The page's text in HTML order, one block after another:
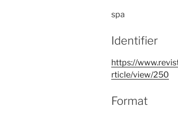
spa
Identifier
https://
rticle/view/250
Format